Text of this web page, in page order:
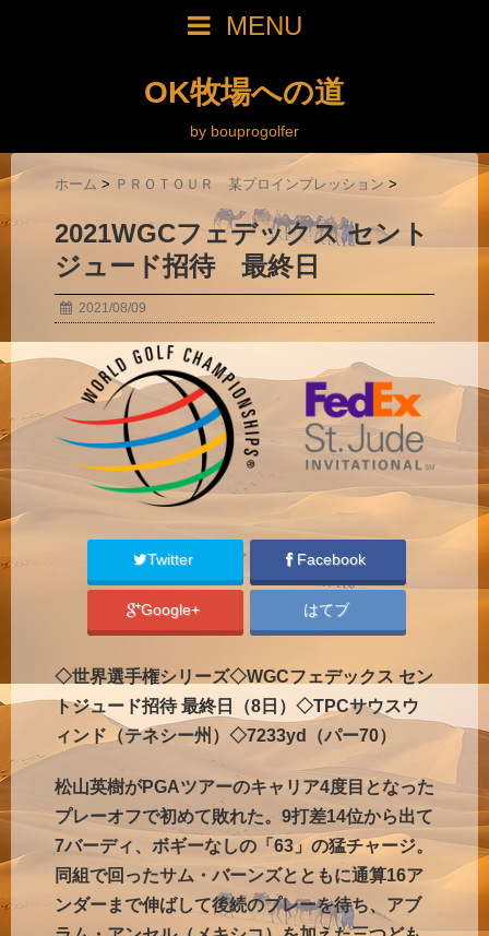
MENU
OK牧場への道
by bouprogolfer
ホーム > ＰＲＯＴＯＵＲ 某プロインプレッション >
2021WGCフェデックス セント
ジュード招待 最終日
2021/08/09
Twitter Facebook
Google+ はてブ
◇世界選手権シリーズ◇WGCフェデックス セン
トジュード招待 最終日（8日）◇TPCサウスウ
ィンド（テネシー州）◇7233yd（パー70）
松山英樹がPGAツアーのキャリア4度目となった
プレーオフで初めて敗れた。9打差14位から出て
7バーディ、ボギーなしの「63」の猛チャージ。
同組で回ったサム・バーンズとともに通算16ア
ンダーまで伸ばして後続のプレーを待ち、アブ